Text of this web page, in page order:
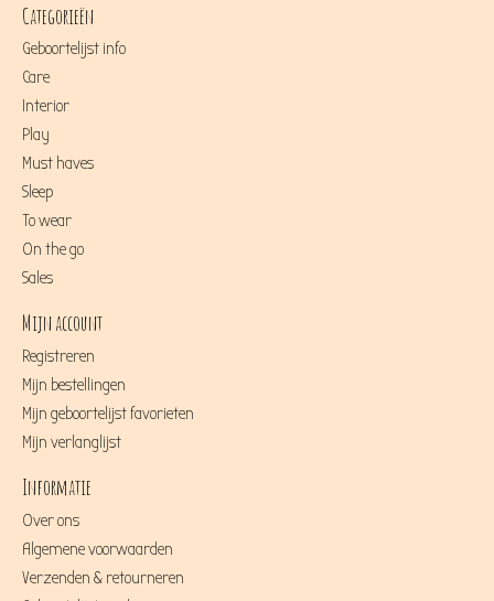
Categorieën
Geboortelijst info
Care
Interior
Play
Must haves
Sleep
To wear
On the go
Sales
Mijn account
Registreren
Mijn bestellingen
Mijn geboortelijst favorieten
Mijn verlanglijst
Informatie
Over ons
Algemene voorwaarden
Verzenden & retourneren